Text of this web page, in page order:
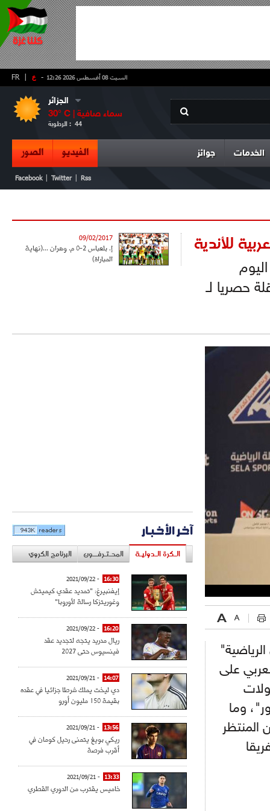
- ع FR السبت 08 أغسطس 2026 12:26
الجزائر
30° C | سماء صافية
الرطوبة : 44
الخدمات جوائز الفيديو الصور
Facebook Twitter Rss
للأندية
حصريا لـ
09/02/2017
إ. بلعباس 2-0 م. وهران ...(نهاية
المباراة)
على
وما
المقبل بـ مصر، وستعرف مشاركة 12 فريقا
آخر الأخبار
الـكرة الـدوليـة المحـتـرفــون البرنامج الكروي
16:30
- 2021/09/22
إيفنبيرغ: "تمديد عقدي كيميتش
وغوريتزكا رسالة لأوروبا"
16:20
- 2021/09/22
ريال مدريد يتجه لتجديد عقد
فينسيوس حتى 2027
14:07
- 2021/09/21
دي ليخت يملك شرطا جزائيا في عقده
بقيمة 150 مليون أورو
13:56
- 2021/09/21
ريكي بويغ يتمنى رحيل كومان في
أقرب فرصة
13:33
- 2021/09/21
خاميس يقترب من الدوري القطري